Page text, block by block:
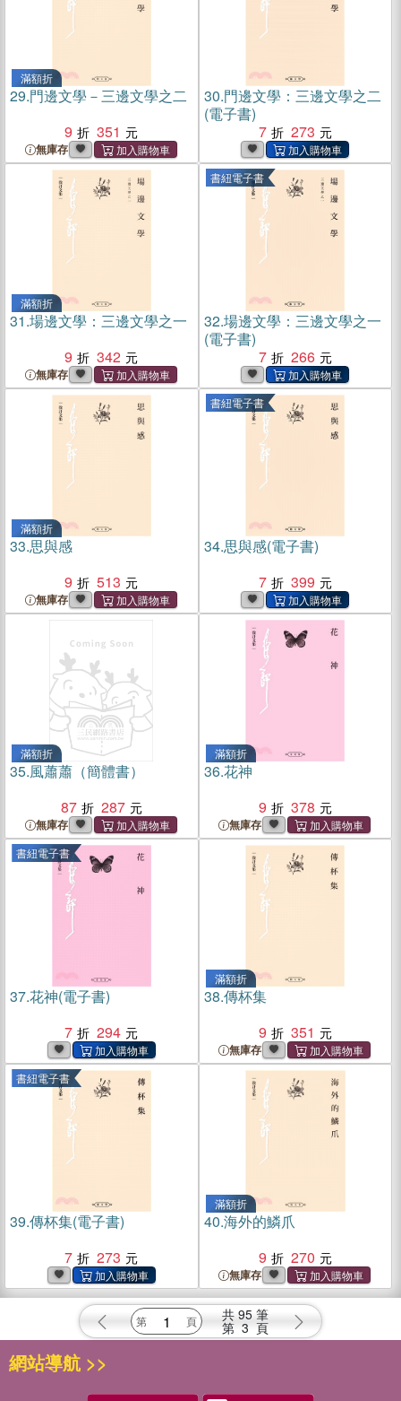
滿額折
29.門邊文學－三邊文學之二
9
351
無庫存
30.門邊文學：三邊文學之二
(電子書)
7
273
滿額折
31.場邊文學：三邊文學之一
9
342
無庫存
書紐電子書
32.場邊文學：三邊文學之一
(電子書)
7
266
滿額折
33.思與感
9
513
無庫存
書紐電子書
34.思與感(電子書)
7
399
滿額折
35.風蕭蕭（簡體書）
87
287
無庫存
滿額折
36.花神
9
378
無庫存
書紐電子書
37.花神(電子書)
7
294
滿額折
38.傳杯集
9
351
無庫存
書紐電子書
39.傳杯集(電子書)
7
273
滿額折
40.海外的鱗爪
9
270
無庫存
共 95 筆
第 3 頁
網站導航 >>